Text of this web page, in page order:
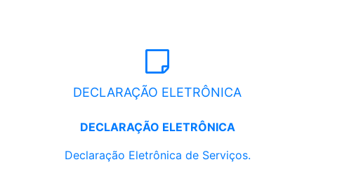
DECLARAÇÃO ELETRÔNICA
DECLARAÇÃO ELETRÔNICA
Declaração Eletrônica de Serviços.